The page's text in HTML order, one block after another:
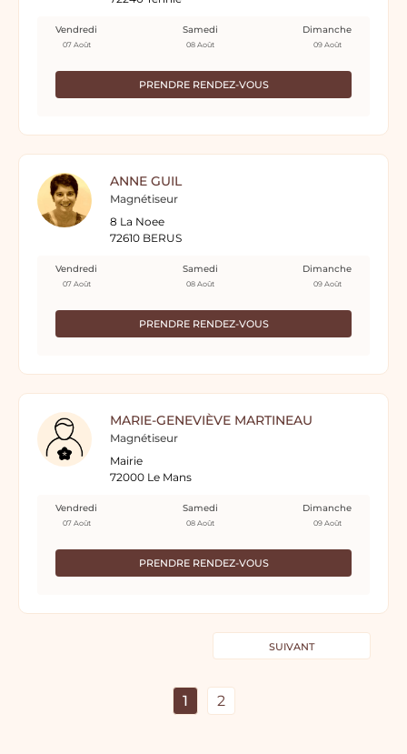
PRENDRE RENDEZ-VOUS
Vendredi
07 Août
Samedi
08 Août
Dimanche
09 Août
ANNE GUIL
Magnétiseur
8 La Noee
72610 BERUS
PRENDRE RENDEZ-VOUS
Vendredi
07 Août
Samedi
08 Août
Dimanche
09 Août
MARIE-GENEVIÈVE MARTINEAU
Magnétiseur
Mairie
72000 Le Mans
PRENDRE RENDEZ-VOUS
Vendredi
07 Août
Samedi
08 Août
Dimanche
09 Août
SUIVANT
1 2